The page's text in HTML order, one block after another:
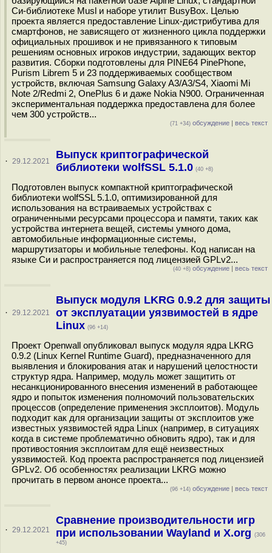
Си-библиотеке Musl и наборе утилит BusyBox. Целью
проекта является предоставление Linux-дистрибутива для
смартфонов, не зависящего от жизненного цикла поддержки
официальных прошивок и не привязанного к типовым
решениям основных игроков индустрии, задающих вектор
развития. Сборки подготовлены для PINE64 PinePhone,
Purism Librem 5 и 23 поддерживаемых сообществом
устройств, включая Samsung Galaxy A3/A3/S4, Xiaomi Mi
Note 2/Redmi 2, OnePlus 6 и даже Nokia N900. Ограниченная
экспериментальная поддержка предоставлена для более
чем 300 устройств...
(71 +34) обсуждение | весь текст
· 29.12.2021
Выпуск криптографической
библиотеки wolfSSL 5.1.0 (40 +8)
Подготовлен выпуск компактной криптографической
библиотеки wolfSSL 5.1.0, оптимизированной для
использования на встраиваемых устройствах с
ограниченными ресурсами процессора и памяти, таких как
устройства интернета вещей, системы умного дома,
автомобильные информационные системы,
маршрутизаторы и мобильные телефоны. Код написан на
языке Си и распространяется под лицензией GPLv2...
(40 +8) обсуждение | весь текст
· 29.12.2021
Выпуск модуля LKRG 0.9.2 для защиты
от эксплуатации уязвимостей в ядре
Linux (96 +14)
Проект Openwall опубликовал выпуск модуля ядра LKRG
0.9.2 (Linux Kernel Runtime Guard), предназначенного для
выявления и блокирования атак и нарушений целостности
структур ядра. Например, модуль может защитить от
несанкционированного внесения изменений в работающее
ядро и попыток изменения полномочий пользовательских
процессов (определение применения эксплоитов). Модуль
подходит как для организации защиты от эксплоитов уже
известных уязвимостей ядра Linux (например, в ситуациях
когда в системе проблематично обновить ядро), так и для
противостояния эксплоитам для ещё неизвестных
уязвимостей. Код проекта распространяется под лицензией
GPLv2. Об особенностях реализации LKRG можно
прочитать в первом анонсе проекта...
(96 +14) обсуждение | весь текст
· 29.12.2021
Сравнение производительности игр
при использовании Wayland и X.org (306
+45)